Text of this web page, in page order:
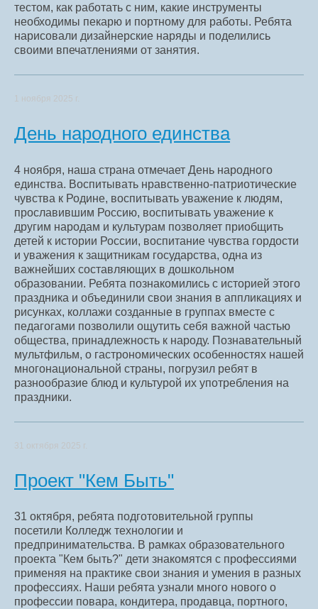
тестом, как работать с ним, какие инструменты
необходимы пекарю и портному для работы. Ребята
нарисовали дизайнерские наряды и поделились
своими впечатлениями от занятия.
1 ноября 2025 г.
День народного единства
4 ноября, наша страна отмечает День народного
единства. Воспитывать нравственно-патриотические
чувства к Родине, воспитывать уважение к людям,
прославившим Россию, воспитывать уважение к
другим народам и культурам позволяет приобщить
детей к истории России, воспитание чувства гордости
и уважения к защитникам государства, одна из
важнейших составляющих в дошкольном
образовании. Ребята познакомились с историей этого
праздника и объединили свои знания в аппликациях и
рисунках, коллажи созданные в группах вместе с
педагогами позволили ощутить себя важной частью
общества, принадлежность к народу. Познавательный
мультфильм, о гастрономических особенностях нашей
многонациональной страны, погрузил ребят в
разнообразие блюд и культурой их употребления на
праздники.
31 октября 2025 г.
Проект "Кем Быть"
31 октября, ребята подготовительной группы
посетили Колледж технологии и
предпринимательства. В рамках образовательного
проекта "Кем быть?" дети знакомятся с профессиями
применяя на практике свои знания и умения в разных
профессиях. Наши ребята узнали много нового о
профессии повара, кондитера, продавца, портного,